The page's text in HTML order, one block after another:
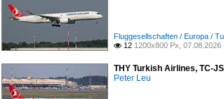
Fluggesellschaften / Europa /
 12 1200x800 Px, 07.08.2026
THY Turkish Airlines, TC-
Peter Leu